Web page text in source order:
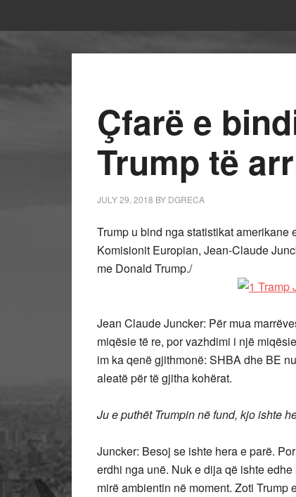
Çfarë e
Trump të
JULY 29, 2018 BY DGRECA
Trump u bind nga statistikat
Komisionit Europian, Jean-Claude
me Donald Trump./
Jean Claude Juncker: Për mua
miqësie të re, por vazhdimi i një
im ka qenë gjithmonë: SHBA dhe BE
aleatë për të gjitha kohërat.
Ju e puthët Trumpin në fund, kjo ishte
Juncker: Besoj se ishte hera e parë.
erdhi nga unë. Nuk e dija që ishte
mirë ambientin në moment. Zoti Trump